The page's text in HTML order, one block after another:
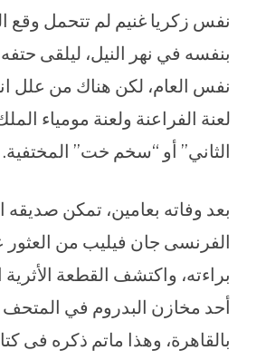
نفس زكريا غنيم لم تتحمل وقع
بنفسه في نهر النيل، ليلقى
نفس العام، لكن هناك من علل
لعنة الفراعنة ولعنة مومياء
الثاني” أو “سخم خت” المختفية.
بعد وفاته بعامين، تمكن صديقه
الفرنسى جان فيليب من العثور
براءته، واكتشف القطعة
أحد مخازن البدروم في
بالقاهرة، وهذا ماتم ذكره فى